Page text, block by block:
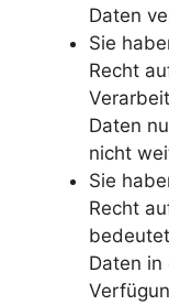
Daten
Sie
Recht
Daten
nicht
Sie
Recht
Daten in